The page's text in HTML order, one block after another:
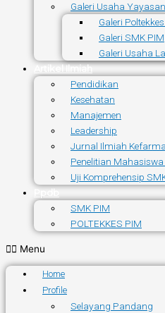
Galeri Usaha Yayasan
Galeri
Galeri SMK PIM
Galeri Usaha
Artikel Ilmiah
Pendidikan
Kesehatan
Manajemen
Leadership
Jurnal Ilmiah
Penelitian Mahasiswa
Uji Komprehensip
Ppdb
SMK PIM
POLTEKKES PIM
Menu
Home
Profile
Selayang Pandang